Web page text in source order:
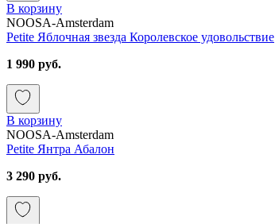
В корзину
NOOSA-Amsterdam
Petite Яблочная звезда Королевское удовольствие
1 990 руб.
В корзину
NOOSA-Amsterdam
Petite Янтра Абалон
3 290 руб.